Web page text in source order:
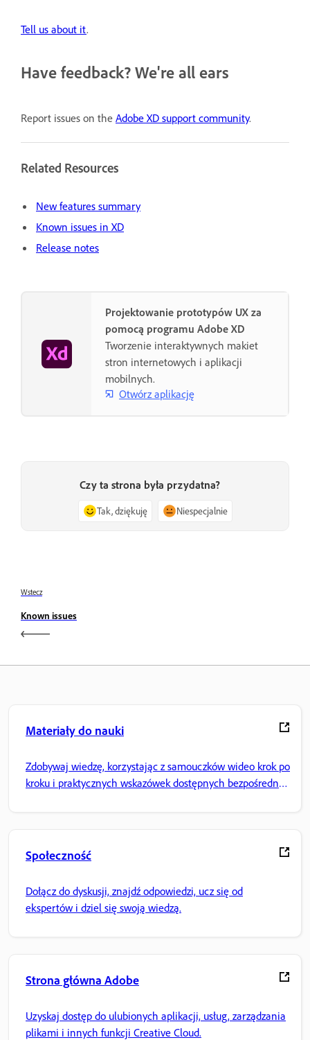
Tell us about it.
Have feedback? We're all ears
Report issues on the Adobe XD support community.
Related Resources
New features summary
Known issues in XD
Release notes
Projektowanie prototypów UX za
pomocą programu Adobe XD
Tworzenie interaktywnych makiet
stron internetowych i aplikacji
mobilnych.
Otwórz aplikację
Czy ta strona była przydatna?
Tak, dziękuję Niespecjalnie
Wstecz
Known issues
Materiały do nauki
Zdobywaj wiedzę, korzystając z samouczków wideo krok po
kroku i praktycznych wskazówek dostępnych bezpośrednio
Społeczność
Dołącz do dyskusji, znajdź odpowiedzi, ucz się od
ekspertów i dziel się swoją wiedzą.
Strona główna Adobe
Uzyskaj dostęp do ulubionych aplikacji, usług, zarządzania
plikami i innych funkcji Creative Cloud.